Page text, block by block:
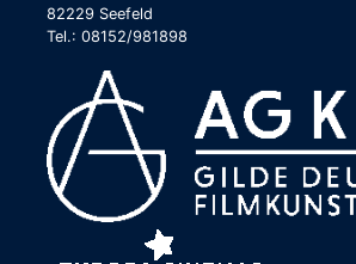
82229 Seefeld
Tel.: 08152/981898